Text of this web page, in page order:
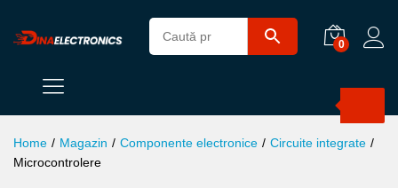
0
Home / Magazin / Componente electronice / Circuite integrate /
Microcontrolere